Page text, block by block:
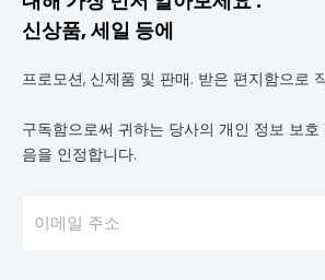
신상품, 세일 등에
프로모션, 신제품 및 판매. 받은 편지함으로
구독함으로써 귀하는 당사의 개인 정보 보
음을 인정합니다.